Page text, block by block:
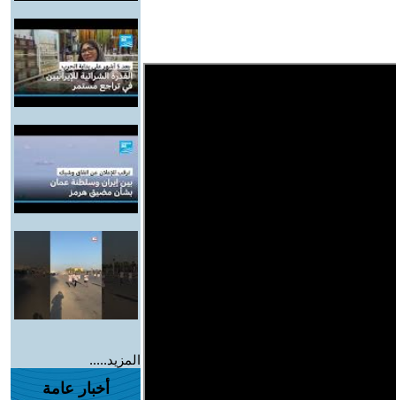
المزيد.....
أخبار عامة